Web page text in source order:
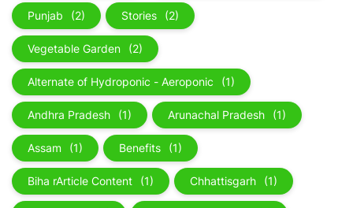
Punjab (2) Stories (2)
Vegetable Garden (2)
Alternate of Hydroponic - Aeroponic (1)
Andhra Pradesh (1) Arunachal Pradesh (1)
Assam (1) Benefits (1)
Biha rArticle Content (1) Chhattisgarh (1)